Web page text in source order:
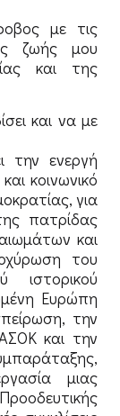
με τις
ζωής μου
και της
και να με
την ενεργή
κοινωνικό
για
πατρίδας
και
του
ιστορικού
Ευρώπη
την
και την
μιας